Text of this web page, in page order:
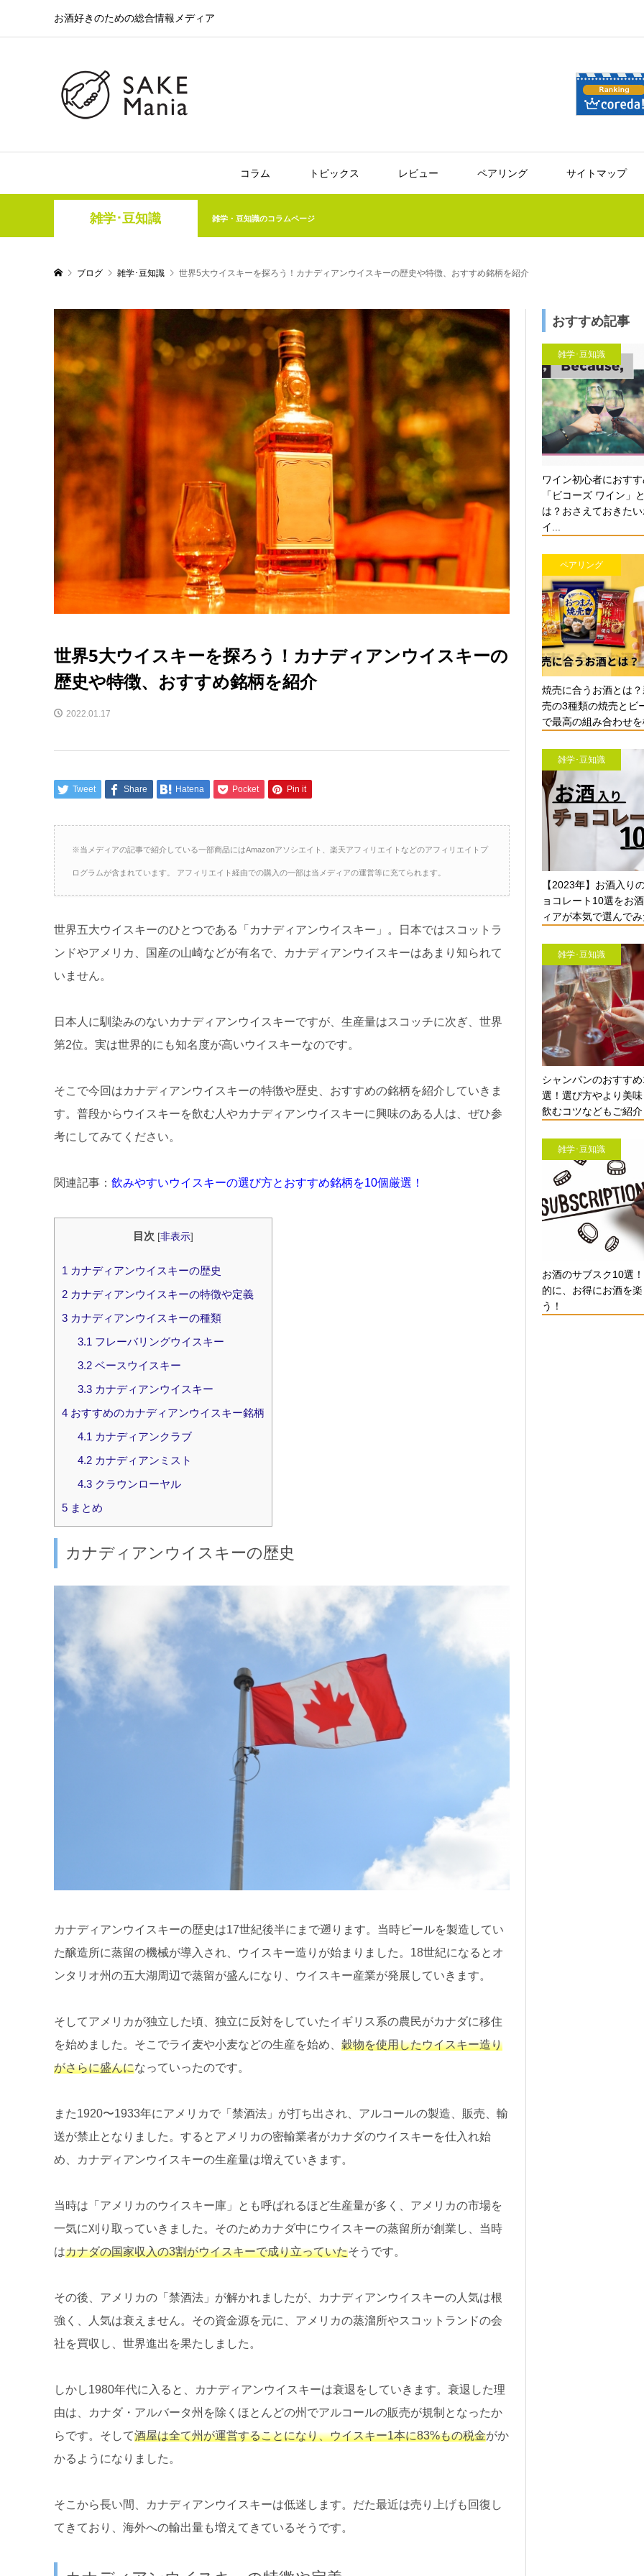
お酒好きのための総合情報メディア
コラム トピックス レビュー ペアリング サイトマップ
雑学･豆知識 雑学・豆知識のコラムページ
ブログ 雑学･豆知識 世界5大ウイスキーを探ろう！カナディアンウイスキーの歴史や特徴、おすすめ銘柄を紹介
世界5大ウイスキーを探ろう！カナディアンウイスキーの
歴史や特徴、おすすめ銘柄を紹介
2022.01.17
Tweet Share Hatena Pocket Pin it
※当メディアの記事で紹介している一部商品にはAmazonアソシエイト、楽天アフィリエイトなどのアフィリエイトプ
ログラムが含まれています。 アフィリエイト経由での購入の一部は当メディアの運営等に充てられます。
世界五大ウイスキーのひとつである「カナディアンウイスキー」。日本ではスコットラ
ンドやアメリカ、国産の山崎などが有名で、カナディアンウイスキーはあまり知られて
いません。
日本人に馴染みのないカナディアンウイスキーですが、生産量はスコッチに次ぎ、世界
第2位。実は世界的にも知名度が高いウイスキーなのです。
そこで今回はカナディアンウイスキーの特徴や歴史、おすすめの銘柄を紹介していきま
す。普段からウイスキーを飲む人やカナディアンウイスキーに興味のある人は、ぜひ参
考にしてみてください。
関連記事： 飲みやすいウイスキーの選び方とおすすめ銘柄を10個厳選！
目次 [非表示]
1 カナディアンウイスキーの歴史
2カナディアンウイスキーの特徴や定義
3カナディアンウイスキーの種類
3.1 フレーバリングウイスキー
3.2 ベースウイスキー
3.3 カナディアンウイスキー
4おすすめのカナディアンウイスキー銘柄
4.1 カナディアンクラブ
4.2 カナディアンミスト
4.3 クラウンローヤル
5まとめ
カナディアンウイスキーの歴史
カナディアンウイスキーの歴史は17世紀後半にまで遡ります。当時ビールを製造してい
た醸造所に蒸留の機械が導入され、ウイスキー造りが始まりました。18世紀になるとオ
ンタリオ州の五大湖周辺で蒸留が盛んになり、ウイスキー産業が発展していきます。
そしてアメリカが独立した頃、独立に反対をしていたイギリス系の農民がカナダに移住
を始めました。そこでライ麦や小麦などの生産を始め、 穀物を使用したウイスキー造り
がさらに盛んになっていったのです。
また1920〜1933年にアメリカで「禁酒法」が打ち出され、アルコールの製造、販売、輸
送が禁止となりました。するとアメリカの密輸業者がカナダのウイスキーを仕入れ始
め、カナディアンウイスキーの生産量は増えていきます。
当時は「アメリカのウイスキー庫」とも呼ばれるほど生産量が多く、アメリカの市場を
一気に刈り取っていきました。そのためカナダ中にウイスキーの蒸留所が創業し、当時
はカナダの国家収入の3割がウイスキーで成り立っていたそうです。
その後、アメリカの「禁酒法」が解かれましたが、カナディアンウイスキーの人気は根
強く、人気は衰えません。その資金源を元に、アメリカの蒸溜所やスコットランドの会
社を買収し、世界進出を果たしました。
しかし1980年代に入ると、カナディアンウイスキーは衰退をしていきます。衰退した理
由は、カナダ・アルバータ州を除くほとんどの州でアルコールの販売が規制となったか
らです。そして酒屋は全て州が運営することになり、ウイスキー1本に83%もの税金がか
かるようになりました。
そこから長い間、カナディアンウイスキーは低迷します。だた最近は売り上げも回復し
てきており、海外への輸出量も増えてきているそうです。
おすすめ記事
雑学･豆知識
ワイン初心者におす
「ビコーズ ワイン」
は？おさえておきた
イ...
ペアリング
焼売に合うお酒とは
売の3種類の焼売とビ
で最高の組み合わせ
雑学･豆知識
【2023年】お酒入り
ョコレート10選をお
ィアが本気で選んで
雑学･豆知識
シャンパンのおすす
選！選び方やより美
飲むコツなどもご紹
雑学･豆知識
お酒のサブスク10選
的に、お得にお酒を
う！